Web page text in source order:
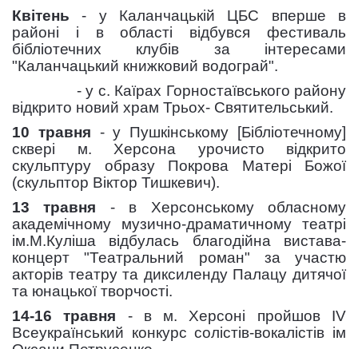
Квітень - у Каланчацькій ЦБС вперше в
районі і в області відбувся фестиваль
бібліотечних клубів за інтересами
"Каланчацький книжковий водограй".
- у с. Каїрах Горностаївського району
відкрито новий храм Трьох- Святительський.
10 травня - у Пушкінському [Бібліотечному]
сквері м. Херсона урочисто відкрито
скульптуру образу Покрова Матері Божої
(скульптор Віктор Тишкевич).
13 травня - в Херсонському обласному
академічному музично-драматичному театрі
ім.М.Куліша відбулась благодійна вистава-
концерт "Театральний роман" за участю
акторів театру та диксиленду Палацу дитячої
та юнацької творчості.
14-16 травня - в м. Херсоні пройшов IV
Всеукраїнський конкурс солістів-вокалістів ім